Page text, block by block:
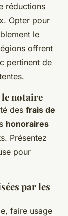
réductions
Opter pour
le
offrent
pertinent de
le notaire
des frais de
honoraires
Présentez
pour
par les
faire usage